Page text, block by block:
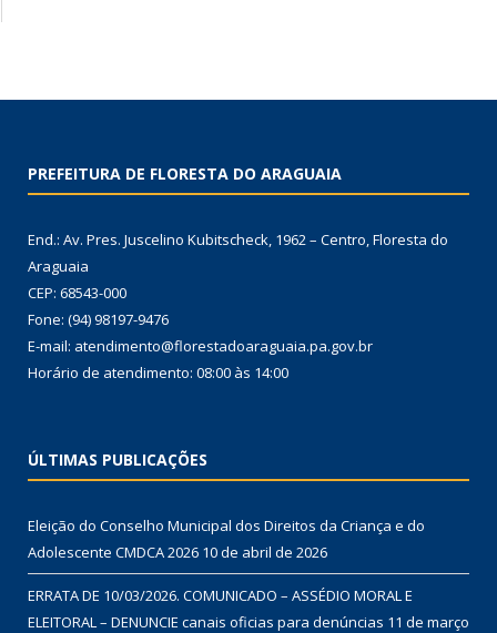
PREFEITURA DE FLORESTA DO ARAGUAIA
End.: Av. Pres. Juscelino Kubitscheck, 1962 – Centro, Floresta do
Araguaia
CEP: 68543-000
Fone: (94) 98197-9476
E-mail: atendimento@florestadoaraguaia.pa.gov.br
Horário de atendimento: 08:00 às 14:00
ÚLTIMAS PUBLICAÇÕES
Eleição do Conselho Municipal dos Direitos da Criança e do
Adolescente CMDCA 2026 10 de abril de 2026
ERRATA DE 10/03/2026. COMUNICADO – ASSÉDIO MORAL E
ELEITORAL – DENUNCIE canais oficias para denúncias 11 de março